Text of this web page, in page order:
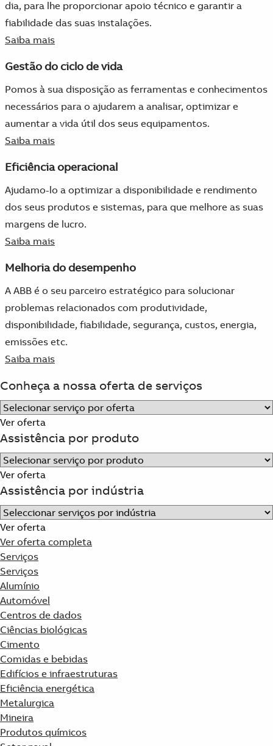
dia, para lhe proporcionar apoio técnico e garantir a
fiabilidade das suas instalações.
Saiba mais
Gestão do ciclo de vida
Pomos à sua disposição as ferramentas e conhecimentos
necessários para o ajudarem a analisar, optimizar e
aumentar a vida útil dos seus equipamentos.
Saiba mais
Eficiência operacional
Ajudamo-lo a optimizar a disponibilidade e rendimento
dos seus produtos e sistemas, para que melhore as suas
margens de lucro.
Saiba mais
Melhoria do desempenho
A ABB é o seu parceiro estratégico para solucionar
problemas relacionados com produtividade,
disponibilidade, fiabilidade, segurança, custos, energia,
emissões etc.
Saiba mais
Conheça a nossa oferta de serviços
Ver oferta
Assistência por produto
Ver oferta
Assistência por indústria
Ver oferta
Ver oferta completa
Serviços
Serviços
Alumínio
Automóvel
Centros de dados
Ciências biológicas
Cimento
Comidas e bebidas
Edifícios e infraestruturas
Eficiência energética
Metalurgica
Mineira
Produtos químicos